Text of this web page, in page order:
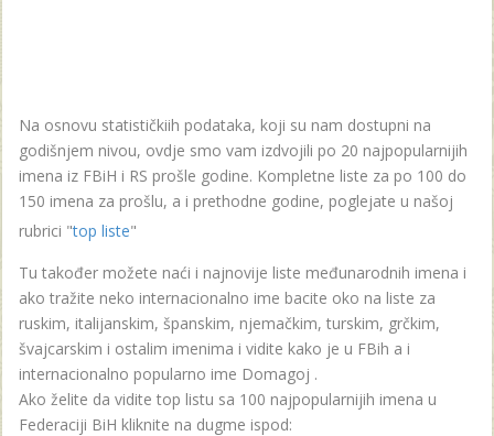
Na osnovu statističkiih podataka, koji su nam dostupni na
godišnjem nivou, ovdje smo vam izdvojili po 20 najpopularnijih
imena iz FBiH i RS prošle godine. Kompletne liste za po 100 do
150 imena za prošlu, a i prethodne godine, poglejate u našoj
rubrici "top liste"
Tu također možete naći i najnovije liste međunarodnih imena i
ako tražite neko internacionalno ime bacite oko na liste za
ruskim, italijanskim, španskim, njemačkim, turskim, grčkim,
švajcarskim i ostalim imenima i vidite kako je u FBih a i
internacionalno popularno ime Domagoj .
Ako želite da vidite top listu sa 100 najpopularnijih imena u
Federaciji BiH kliknite na dugme ispod: